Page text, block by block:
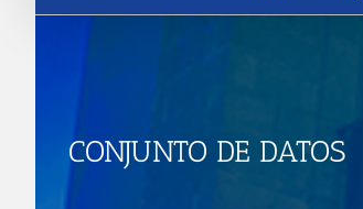
CONJUNTO DE DATOS